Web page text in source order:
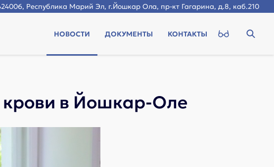
Республика Марий Эл, г.Йошкар Ола, пр-кт Гагарина, д.8, каб.210
НОВОСТИ ДОКУМЕНТЫ КОНТАКТЫ
крови в Йошкар-Оле